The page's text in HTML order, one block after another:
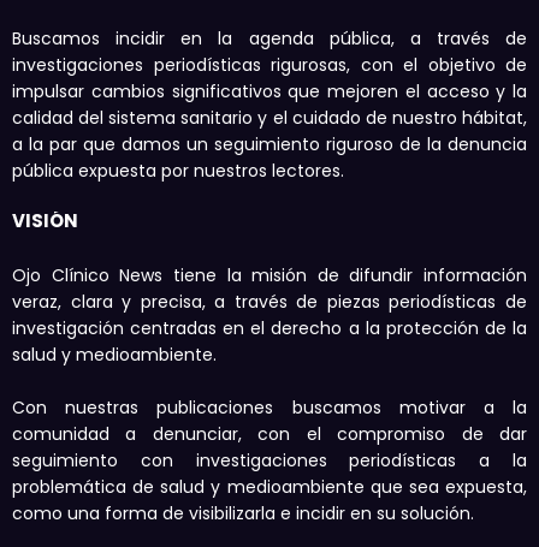
Buscamos incidir en la agenda pública, a través de
investigaciones periodísticas rigurosas, con el objetivo de
impulsar cambios significativos que mejoren el acceso y la
calidad del sistema sanitario y el cuidado de nuestro hábitat,
a la par que damos un seguimiento riguroso de la denuncia
pública expuesta por nuestros lectores.
VISIÓN
Ojo Clínico News tiene la misión de difundir información
veraz, clara y precisa, a través de piezas periodísticas de
investigación centradas en el derecho a la protección de la
salud y medioambiente.
Con nuestras publicaciones buscamos motivar a la
comunidad a denunciar, con el compromiso de dar
seguimiento con investigaciones periodísticas a la
problemática de salud y medioambiente que sea expuesta,
como una forma de visibilizarla e incidir en su solución.